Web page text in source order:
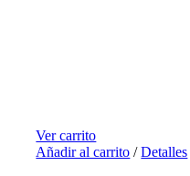
Ver carrito
Añadir al carrito / Detalles